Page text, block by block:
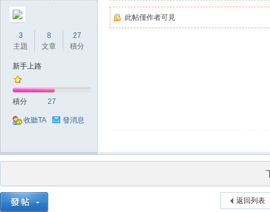
3
主題
8
文章
27
積分
新手上路
積分 27
收聽TA 發消息
此帖僅作者可見
返回列表